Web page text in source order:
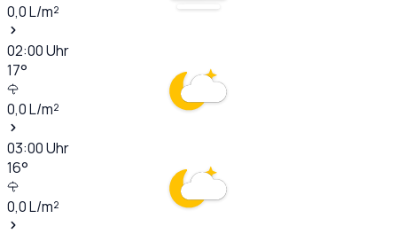
0,0L/m²
02:00Uhr
17°
0,0L/m²
03:00Uhr
16°
0,0L/m²